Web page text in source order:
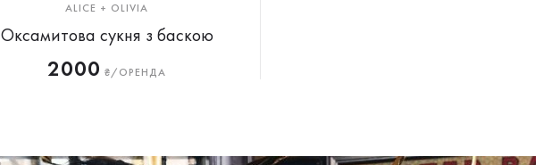
ALICE + OLIVIA
Оксамитова сукня з баскою
2000 ₴/ОРЕНДА